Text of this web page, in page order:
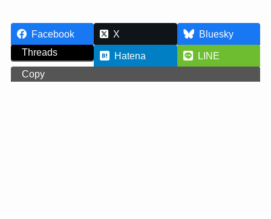
Facebook X
Bluesky
Threads
Hatena
LINE
Copy